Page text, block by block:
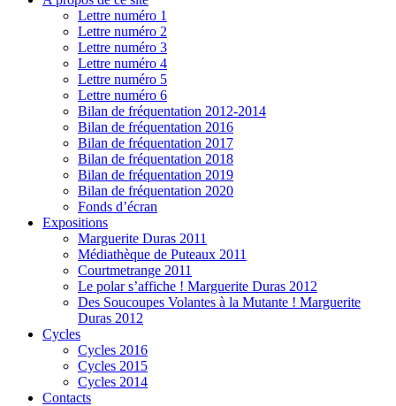
Lettre numéro 1
Lettre numéro 2
Lettre numéro 3
Lettre numéro 4
Lettre numéro 5
Lettre numéro 6
Bilan de fréquentation 2012-2014
Bilan de fréquentation 2016
Bilan de fréquentation 2017
Bilan de fréquentation 2018
Bilan de fréquentation 2019
Bilan de fréquentation 2020
Fonds d’écran
Expositions
Marguerite Duras 2011
Médiathèque de Puteaux 2011
Courtmetrange 2011
Le polar s’affiche ! Marguerite Duras 2012
Des Soucoupes Volantes à la Mutante ! Marguerite
Duras 2012
Cycles
Cycles 2016
Cycles 2015
Cycles 2014
Contacts